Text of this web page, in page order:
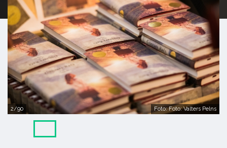
2/90 Foto: Foto: Valters Pelns